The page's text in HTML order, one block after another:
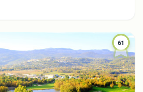
61